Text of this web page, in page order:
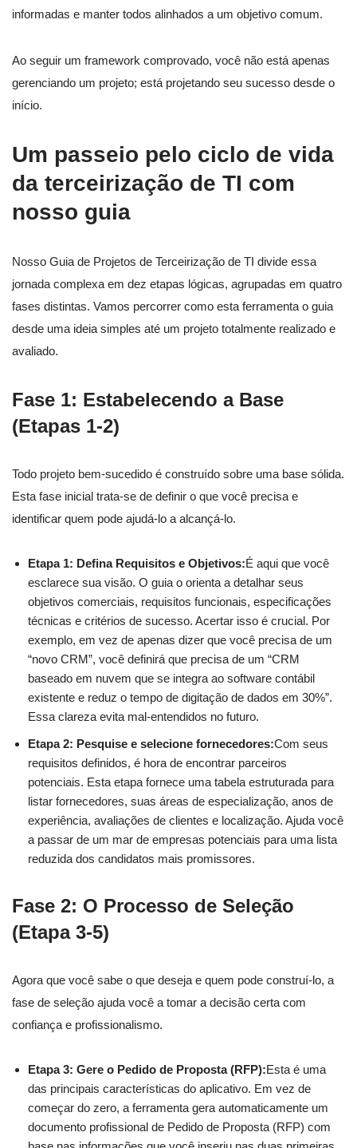
informadas e manter todos alinhados a um objetivo comum.
Ao seguir um framework comprovado, você não está apenas
gerenciando um projeto; está projetando seu sucesso desde o
início.
Um passeio pelo ciclo de vida
da terceirização de TI com
nosso guia
Nosso Guia de Projetos de Terceirização de TI divide essa
jornada complexa em dez etapas lógicas, agrupadas em quatro
fases distintas. Vamos percorrer como esta ferramenta o guia
desde uma ideia simples até um projeto totalmente realizado e
avaliado.
Fase 1: Estabelecendo a Base
(Etapas 1-2)
Todo projeto bem-sucedido é construído sobre uma base sólida.
Esta fase inicial trata-se de definir o que você precisa e
identificar quem pode ajudá-lo a alcançá-lo.
Etapa 1: Defina Requisitos e Objetivos:É aqui que você
esclarece sua visão. O guia o orienta a detalhar seus
objetivos comerciais, requisitos funcionais, especificações
técnicas e critérios de sucesso. Acertar isso é crucial. Por
exemplo, em vez de apenas dizer que você precisa de um
“novo CRM”, você definirá que precisa de um “CRM
baseado em nuvem que se integra ao software contábil
existente e reduz o tempo de digitação de dados em 30%”.
Essa clareza evita mal-entendidos no futuro.
Etapa 2: Pesquise e selecione fornecedores:Com seus
requisitos definidos, é hora de encontrar parceiros
potenciais. Esta etapa fornece uma tabela estruturada para
listar fornecedores, suas áreas de especialização, anos de
experiência, avaliações de clientes e localização. Ajuda você
a passar de um mar de empresas potenciais para uma lista
reduzida dos candidatos mais promissores.
Fase 2: O Processo de Seleção
(Etapa 3-5)
Agora que você sabe o que deseja e quem pode construí-lo, a
fase de seleção ajuda você a tomar a decisão certa com
confiança e profissionalismo.
Etapa 3: Gere o Pedido de Proposta (RFP):Esta é uma
das principais características do aplicativo. Em vez de
começar do zero, a ferramenta gera automaticamente um
documento profissional de Pedido de Proposta (RFP) com